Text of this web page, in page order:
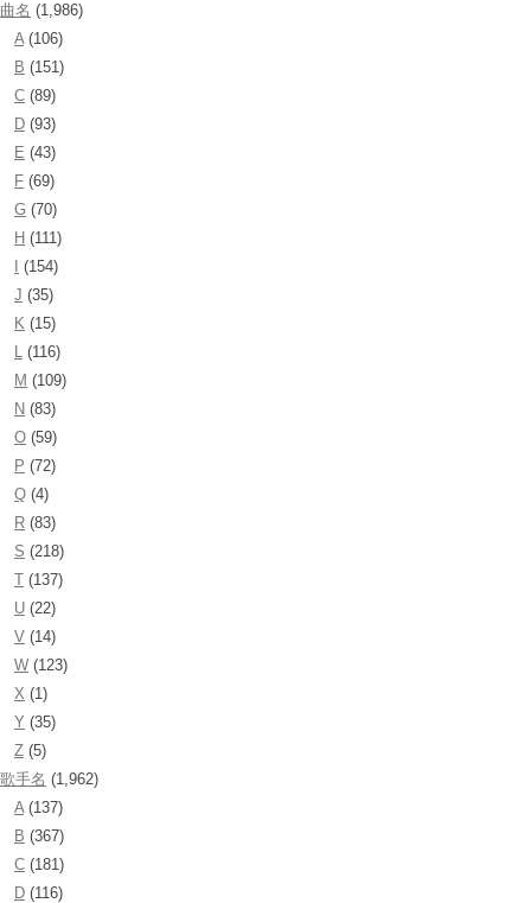
曲名 (1,986)
A(106)
B (151)
C (89)
D (93)
E (43)
F (69)
G (70)
H (111)
(154)
J (35)
K (15)
L (116)
M (109)
N (83)
O (59)
P (72)
Q (4)
R (83)
S (218)
T (137)
U (22)
V (14)
W (123)
X (1)
Y (35)
Z (5)
歌手名 (1,962)
A(137)
B (367)
C (181)
D (116)